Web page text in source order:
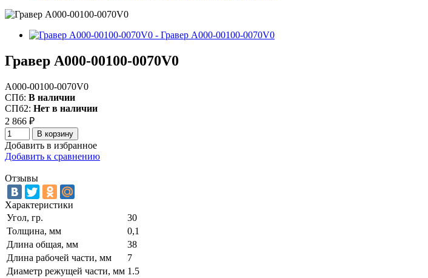
Гравер A000-00100-0070V0
A000-00100-0070V0
СПб: В наличии
СПб2: Нет в наличии
2 866 ₽
В корзину
Добавить в избранное
Добавить к сравнению
Отзывы
Характеристики
Угол, гр.
30
Толщина, мм
0,1
Длина общая, мм
38
Длина рабочей части, мм
7
Диаметр режущей части, мм 1.5